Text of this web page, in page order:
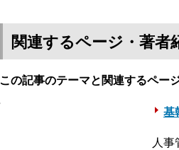
関連するページ・著者
この記事のテーマと関連するペー
基
人